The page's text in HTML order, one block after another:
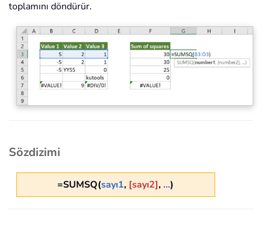
toplamını döndürür.
Sözdizimi
=SUMSQ(sayı1, [sayı2], ...)